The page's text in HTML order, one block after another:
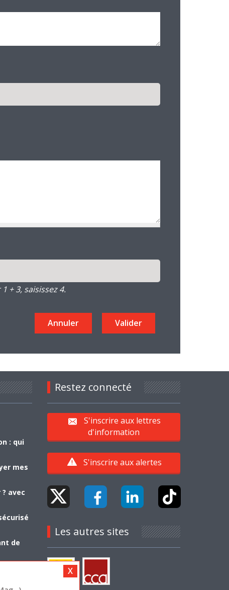
+ 3, saisissez 4.
: qui
mes
avec
de
Restez connecté
S'inscrire aux lettres
d'information
S'inscrire aux alertes
Les autres sites